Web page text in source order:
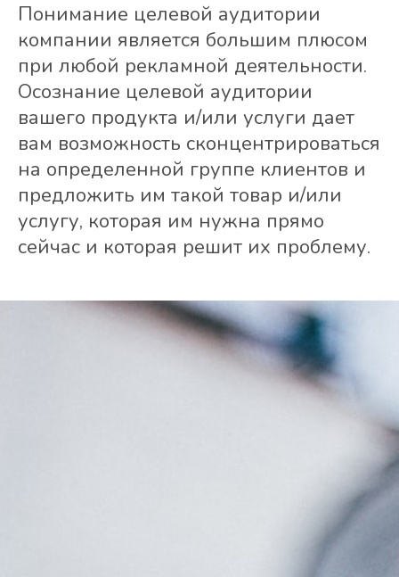
Понимание целевой аудитории
компании является большим плюсом
при любой рекламной деятельности.
Осознание целевой аудитории
вашего продукта и/или услуги дает
вам возможность сконцентрироваться
на определенной группе клиентов и
предложить им такой товар и/или
услугу, которая им нужна прямо
сейчас и которая решит их проблему.